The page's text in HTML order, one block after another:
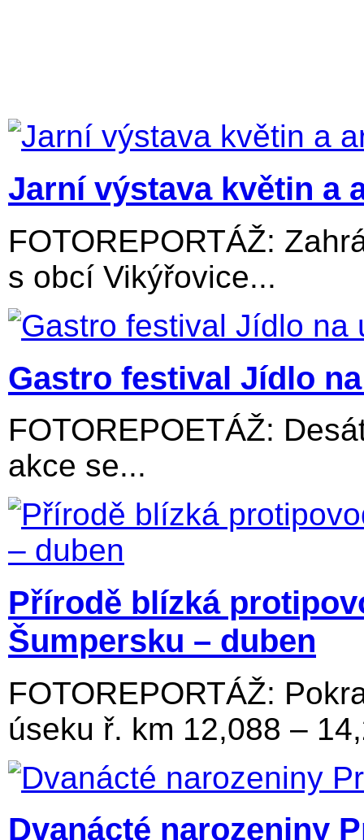
Jarní výstava květin a
FOTOREPORTÁŽ:
s obcí Vikýřovice...
Gastro festival Jídlo
FOTOREPOETÁŽ:
akce se...
Přírodě blízká
Šumpersku – duben
FOTOREPORTÁŽ:
úseku ř. km 12,088 –
Dvanácté narozeniny